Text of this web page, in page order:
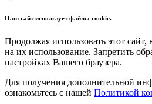
Наш сайт использует файлы cookie.
Продолжая использовать этот сайт,
на их использование. Запретить
настройках Вашего браузера.
Для получения дополнительной
ознакомьтесь с нашей Политикой